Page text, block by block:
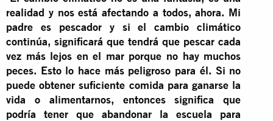
realidad y nos está afectando a todos, ahora. Mi
padre es pescador y si el cambio climático
continúa, significará que tendrá que pescar cada
vez más lejos en el mar porque no hay muchos
peces. Esto lo hace más peligroso para él. Si no
puede obtener suficiente comida para ganarse la
vida o alimentarnos, entonces significa que
podría tener que abandonar la escuela para